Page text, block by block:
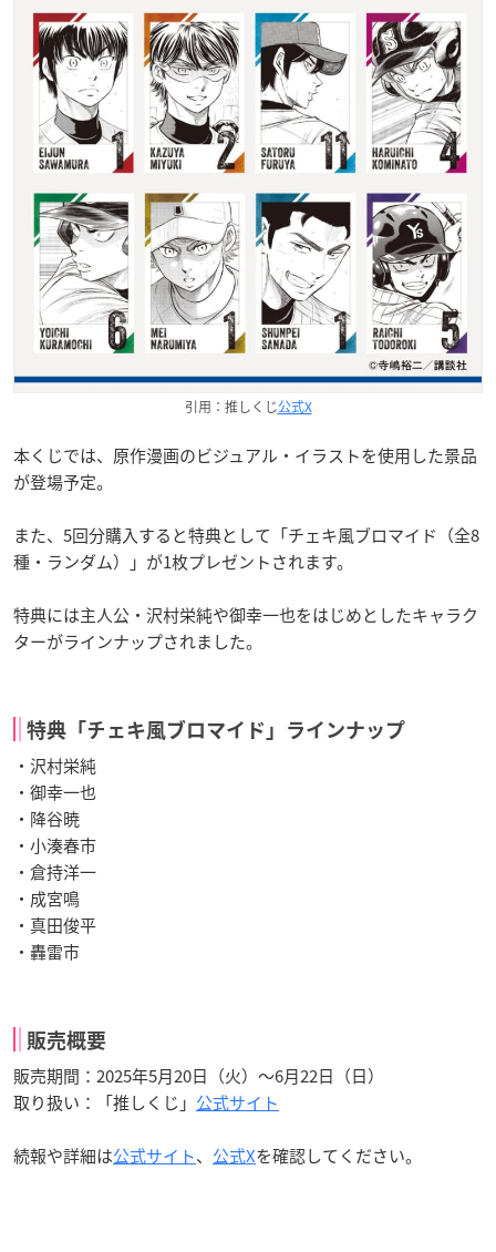
引用：推しくじ公式X
本くじでは、原作漫画のビジュアル・イラストを使用した景品
が登場予定。
また、5回分購入すると特典として「チェキ風ブロマイド（全8
種・ランダム）」が1枚プレゼントされます。
特典には主人公・沢村栄純や御幸一也をはじめとしたキャラク
ターがラインナップされました。
特典「チェキ風ブロマイド」ラインナップ
・沢村栄純
・御幸一也
・降谷暁
・小湊春市
・倉持洋一
・成宮鳴
・真田俊平
・轟雷市
販売概要
販売期間：2025年5月20日（火）～6月22日（日）
取り扱い：「推しくじ」 公式サイト
続報や詳細は公式サイト、 公式Xを確認してください。